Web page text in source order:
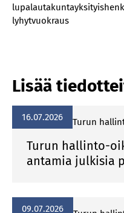
lyhytvuokraus
Lisää
16.07.2026 Turun
Turun hallinto-
antamia julkisia
09.07.2026